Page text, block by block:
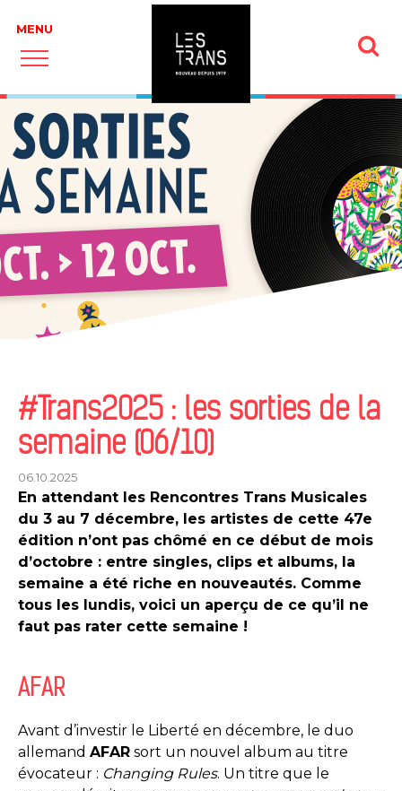
#Trans2025 : les sorties de la
semaine (06/10)
06.10.2025
En attendant les Rencontres Trans Musicales
du 3 au 7 décembre, les artistes de cette 47e
édition n’ont pas chômé en ce début de mois
d’octobre : entre singles, clips et albums, la
semaine a été riche en nouveautés. Comme
tous les lundis, voici un aperçu de ce qu’il ne
faut pas rater cette semaine !
AFAR
Avant d’investir le Liberté en décembre, le duo
allemand AFAR sort un nouvel album au titre
évocateur : Changing Rules. Un titre que le